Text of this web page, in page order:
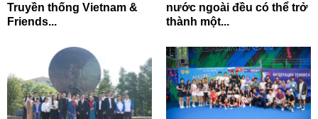
Truyền thống Vietnam &
Friends...
nước ngoài đều có thể trở
thành một...